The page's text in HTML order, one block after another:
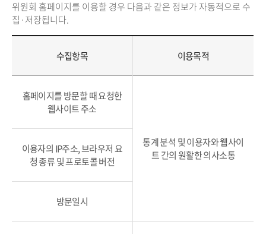
위원회 홈페이지를 이용할 경우 다음과 같은 정보가 자동적으로 수
집·저장됩니다.
수집항목 이용목적
홈페이지를 방문할 때 요청한
웹사이트 주소
통계 분석 및 이용자와 웹사이
트 간의 원활한 의사소통
이용자의 IP주소, 브라우저 요
청 종류 및 프로토콜 버전
방문일시